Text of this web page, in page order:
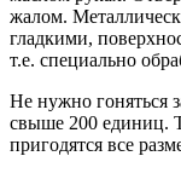
жалом.
гладкими,
т.е. специально
Не нужно гоняться
свыше 200 единиц.
пригодятся все